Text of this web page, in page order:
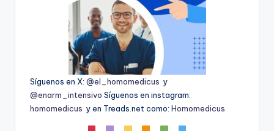
Síguenos en X: @el_homomedicus y
@enarm_intensivo Síguenos en instagram:
homomedicus y en Treads.net como: Homomedicus